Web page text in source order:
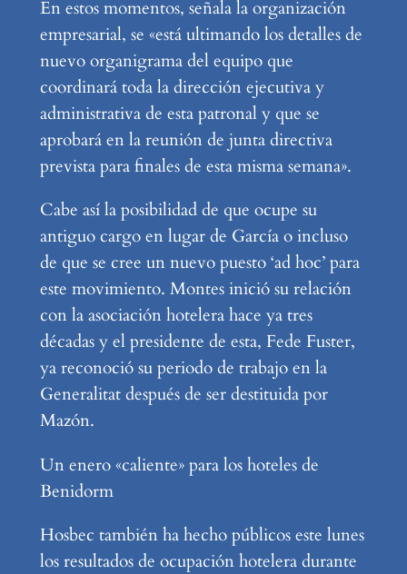
En estos momentos, señala la organización
empresarial, se «está ultimando los detalles de
nuevo organigrama del equipo que
coordinará toda la dirección ejecutiva y
administrativa de esta patronal y que se
aprobará en la reunión de junta directiva
prevista para finales de esta misma semana».
Cabe así la posibilidad de que ocupe su
antiguo cargo en lugar de García o incluso
de que se cree un nuevo puesto ‘ad hoc’ para
este movimiento. Montes inició su relación
con la asociación hotelera hace ya tres
décadas y el presidente de esta, Fede Fuster,
ya reconoció su periodo de trabajo en la
Generalitat después de ser destituida por
Mazón.
Un enero «caliente» para los hoteles de
Benidorm
Hosbec también ha hecho públicos este lunes
los resultados de ocupación hotelera durante